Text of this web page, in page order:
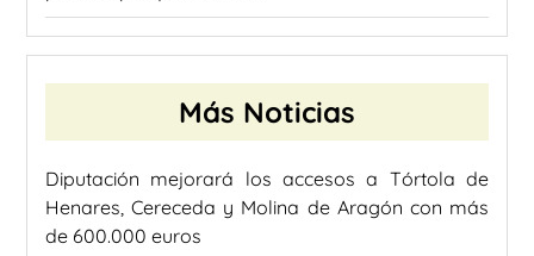
Más Noticias
Diputación mejorará los accesos a Tórtola de
Henares, Cereceda y Molina de Aragón con más
de 600.000 euros